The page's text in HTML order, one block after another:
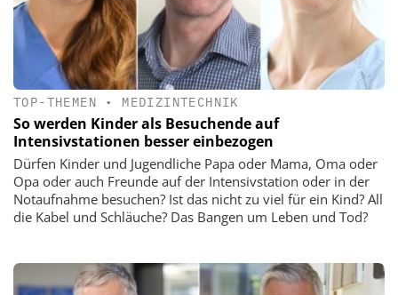
TOP-THEMEN • MEDIZINTECHNIK
So werden Kinder als Besuchende auf
Intensivstationen besser einbezogen
Dürfen Kinder und Jugendliche Papa oder Mama, Oma oder
Opa oder auch Freunde auf der Intensivstation oder in der
Notaufnahme besuchen? Ist das nicht zu viel für ein Kind? All
die Kabel und Schläuche? Das Bangen um Leben und Tod?